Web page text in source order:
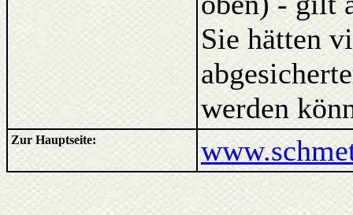
Sie hätten
werden
Zur Hauptseite: